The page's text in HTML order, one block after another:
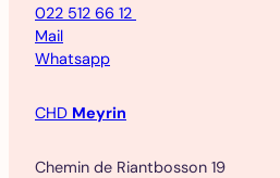
022 512 66 12
Mail
Whatsapp
CHD Meyrin
Chemin de Riantbosson 19